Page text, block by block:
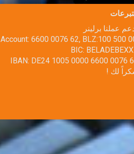
عملنا برلينر
Account: 6600 0076 62, BLZ:100 500
BIC:
IBAN: DE24 1005 0000 6600 0076
لك